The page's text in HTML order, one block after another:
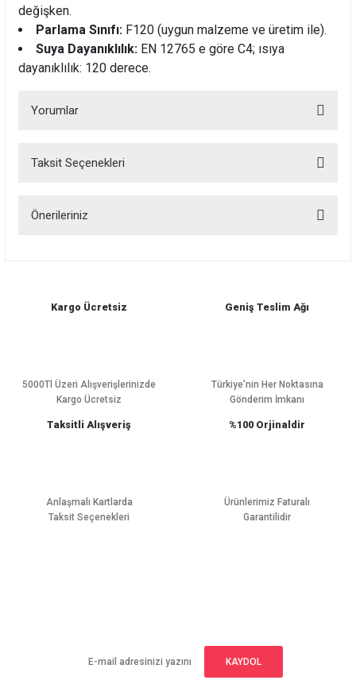
değişken.
Parlama Sınıfı: F120 (uygun malzeme ve üretim ile).
Suya Dayanıklılık: EN 12765 e göre C4; ısıya
dayanıklılık: 120 derece.
Yorumlar
Taksit Seçenekleri
Önerileriniz
Ürün bilgilerinde hatalar bulunuyor.
Ürün fiyatı diğer sitelerden daha pahalı.
Bu ürüne benzer farklı alternatifler olmalı.
Kargo Ücretsiz
5000Tl Üzeri Alışverişlerinizde
Kargo Ücretsiz
Geniş Teslim Ağı
Türkiye’nin Her Noktasına
Gönderim İmkanı
Taksitli Alışveriş
Anlaşmalı Kartlarda
Taksit Seçenekleri
%100 Orjinaldir
Ürünlerimiz Faturalı
Garantilidir
KAYDOL